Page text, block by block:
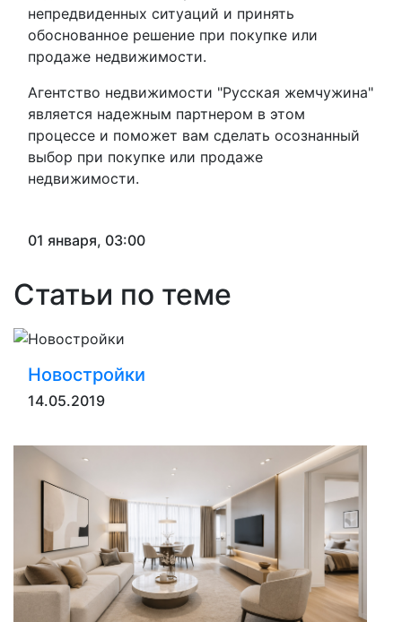
непредвиденных ситуаций и принять
обоснованное решение при покупке или
продаже недвижимости.
Агентство недвижимости "Русская жемчужина"
является надежным партнером в этом
процессе и поможет вам сделать осознанный
выбор при покупке или продаже
недвижимости.
01 января, 03:00
Статьи по теме
Новостройки
14.05.2019